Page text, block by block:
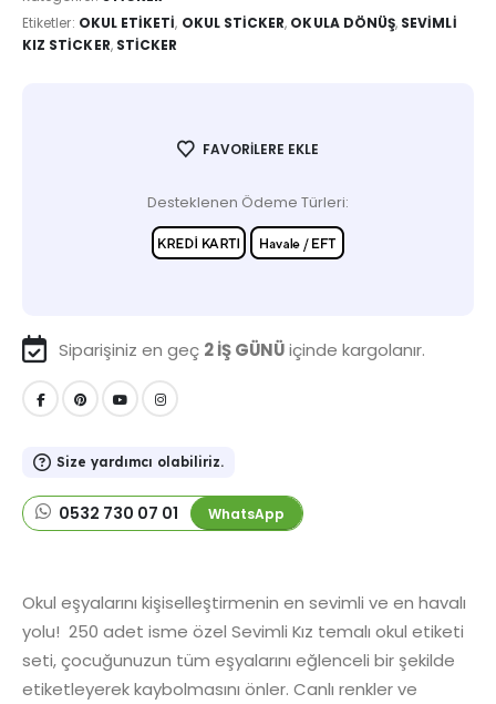
Etiketler: OKUL ETIKETI, OKUL STICKER, OKULA DÖNÜŞ, SEVIMLI
KIZ STICKER, STICKER
FAVORILERE EKLE
Desteklenen Ödeme Türleri:
Siparişiniz en geç 2 İŞ GÜNÜiçinde kargolanır.
Size yardımcı olabiliriz.
0532 730 07 01 WhatsApp
Okul eşyalarını kişiselleştirmenin en sevimli ve en havalı
yolu! 250 adet isme özel Sevimli Kız temalı okul etiketi
seti, çocuğunuzun tüm eşyalarını eğlenceli bir şekilde
etiketleyerek kaybolmasını önler. Canlı renkler ve